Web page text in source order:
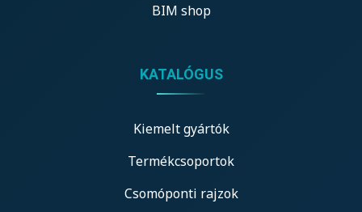
BIM shop
KATALÓGUS
Kiemelt gyártók
Termékcsoportok
Csomóponti rajzok